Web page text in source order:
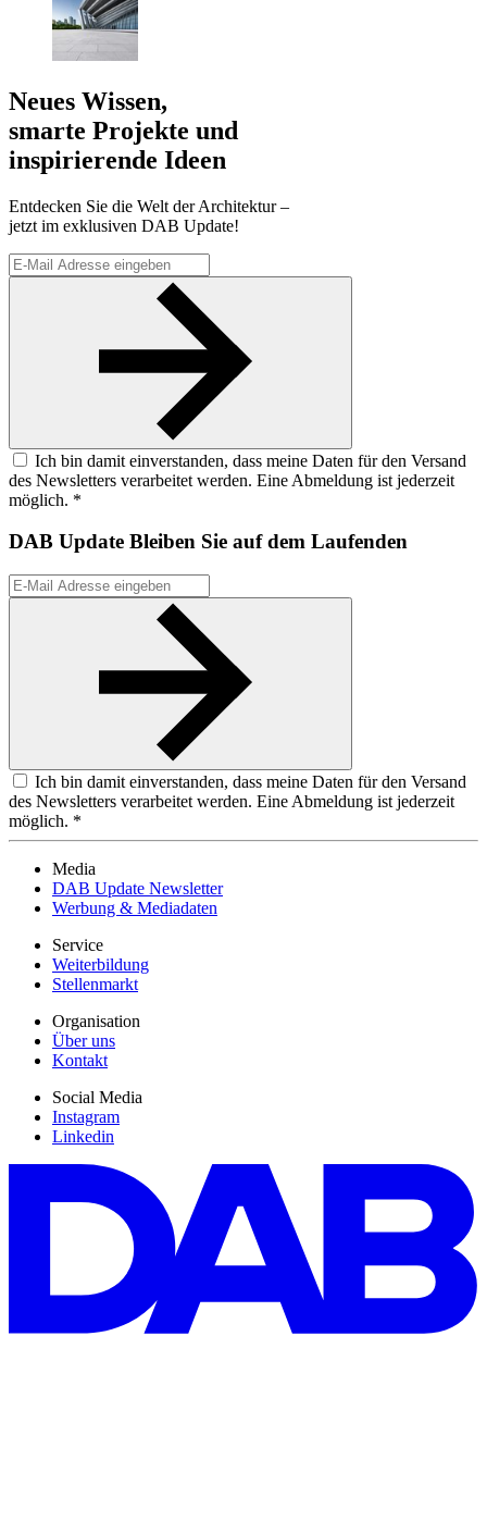
Neues Wissen,
smarte Projekte und
inspirierende Ideen
Entdecken Sie die Welt der Architektur –
jetzt im exklusiven DAB Update!
Ich bin damit einverstanden, dass meine Daten für den Versand
des Newsletters verarbeitet werden. Eine Abmeldung ist jederzeit
möglich. *
DAB Update Bleiben Sie auf dem Laufenden
Ich bin damit einverstanden, dass meine Daten für den Versand
des Newsletters verarbeitet werden. Eine Abmeldung ist jederzeit
möglich. *
Media
DAB Update Newsletter
Werbung & Mediadaten
Service
Weiterbildung
Stellenmarkt
Organisation
Über uns
Kontakt
Social Media
Instagram
Linkedin